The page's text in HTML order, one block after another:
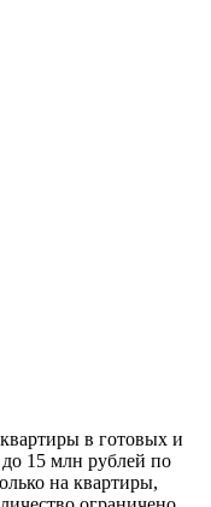
в готовых и
15 млн рублей по
на квартиры,